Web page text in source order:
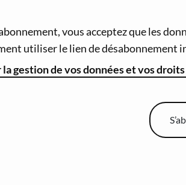
vous acceptez que les
utiliser le lien de désabonnement
la gestion de vos données et vos